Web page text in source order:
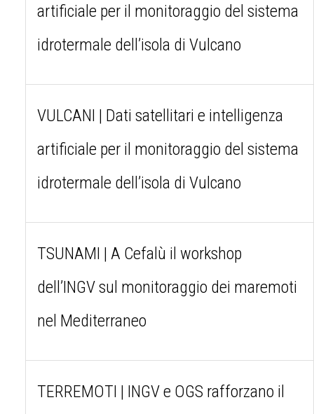
artificiale per il monitoraggio del sistema
idrotermale dell’isola di Vulcano
VULCANI | Dati satellitari e intelligenza
artificiale per il monitoraggio del sistema
idrotermale dell’isola di Vulcano
TSUNAMI | A Cefalù il workshop
dell’INGV sul monitoraggio dei maremoti
nel Mediterraneo
TERREMOTI | INGV e OGS rafforzano il